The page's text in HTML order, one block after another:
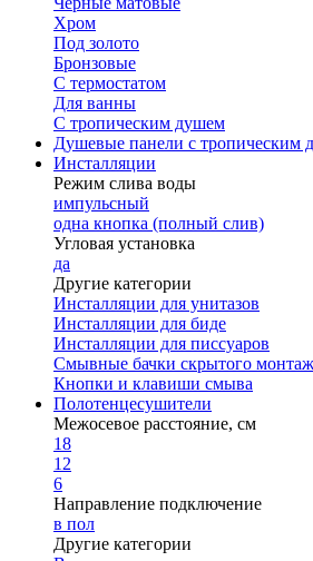
Хром
Под золото
Бронзовые
С термостатом
Для ванны
С тропическим душем
Душевые панели с тропическим
Инсталляции
Режим слива воды
импульсный
одна кнопка (полный слив)
Угловая установка
да
Другие категории
Инсталляции для унитазов
Инсталляции для биде
Инсталляции для писсуаров
Смывные бачки скрытого
Кнопки и клавиши смыва
Полотенцесушители
Межосевое расстояние, см
18
12
6
Направление подключение
в пол
Другие категории